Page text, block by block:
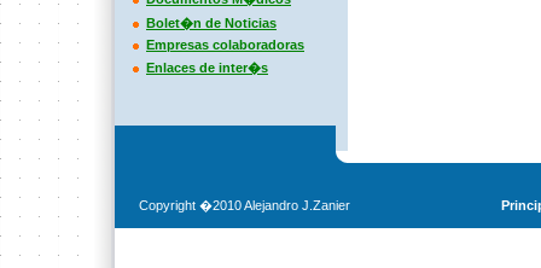
Bolet�n de Noticias
Empresas colaboradoras
Enlaces de inter�s
Copyright �2010 Alejandro J.Zanier